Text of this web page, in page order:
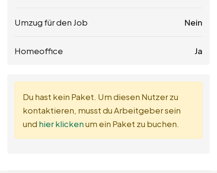
Umzug für den Job Nein
Homeoffice Ja
Du hast kein Paket. Um diesen Nutzer zu
kontaktieren, musst du Arbeitgeber sein
und hier klickenum ein Paket zu buchen.